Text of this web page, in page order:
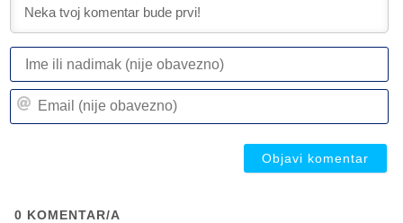
0 KOMENTAR/A